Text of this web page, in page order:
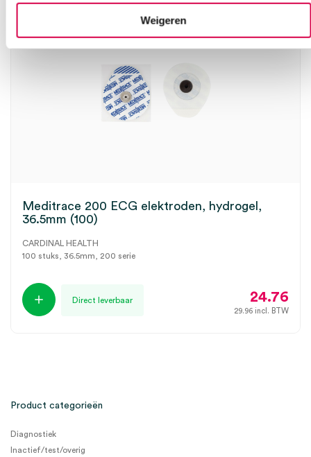
Weigeren
Meditrace 200 ECG elektroden, hydrogel,
36.5mm (100)
CARDINAL HEALTH
100 stuks, 36.5mm, 200 serie
Direct leverbaar 24.76
29.96 incl. BTW
Product categorieën
Diagnostiek
Inactief/test/overig